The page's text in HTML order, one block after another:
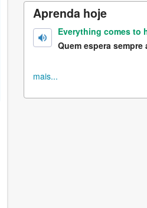
Aprenda hoje
Everything comes to
Quem espera sempre
mais...